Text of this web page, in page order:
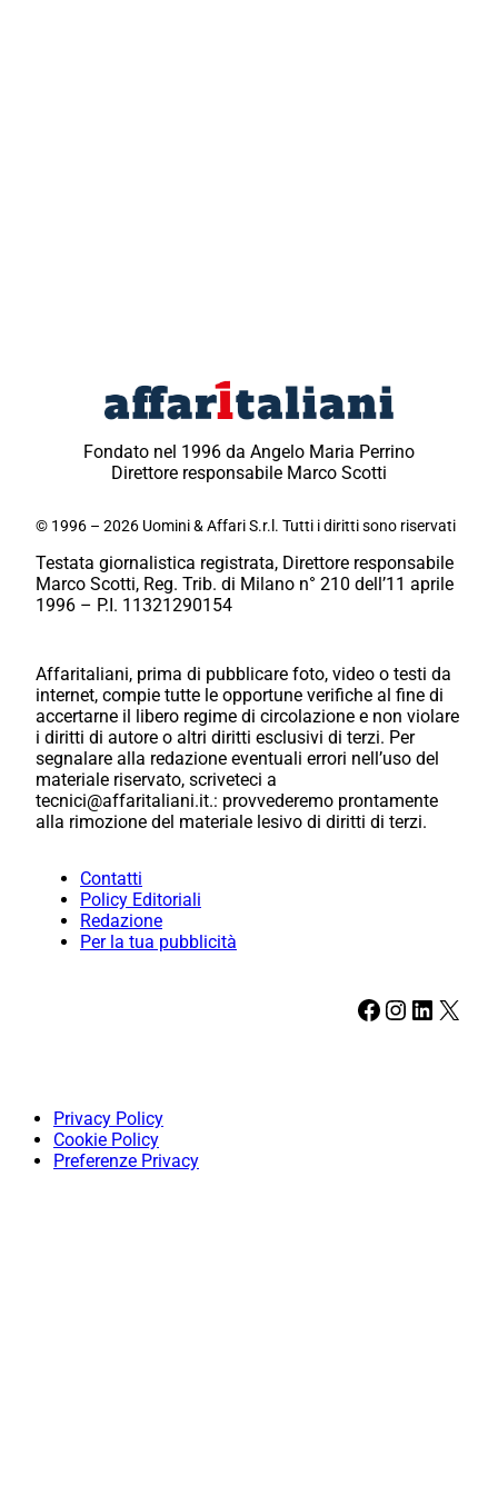
Fondato nel 1996 da Angelo Maria Perrino
Direttore responsabile Marco Scotti
© 1996 – 2026 Uomini & Affari S.r.l. Tutti i diritti sono riservati
Testata giornalistica registrata, Direttore responsabile
Marco Scotti, Reg. Trib. di Milano n° 210 dell’11 aprile
1996 – P.I. 11321290154
Affaritaliani, prima di pubblicare foto, video o testi da
internet, compie tutte le opportune verifiche al fine di
accertarne il libero regime di circolazione e non violare
i diritti di autore o altri diritti esclusivi di terzi. Per
segnalare alla redazione eventuali errori nell’uso del
materiale riservato, scriveteci a
tecnici@affaritaliani.it.: provvederemo prontamente
alla rimozione del materiale lesivo di diritti di terzi.
Contatti
Policy Editoriali
Redazione
Per la tua pubblicità
Facebook Instagram LinkedIn X
Privacy Policy
Cookie Policy
Preferenze Privacy